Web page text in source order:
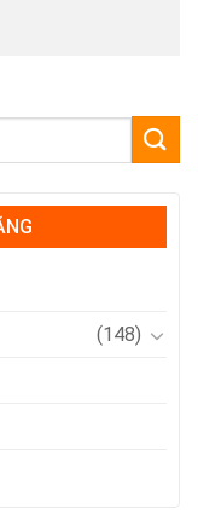
(148)